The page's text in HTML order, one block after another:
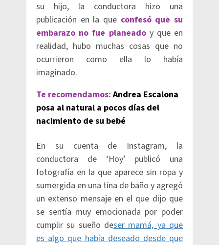
su hijo, la conductora hizo una
publicación en la que confesó que su
embarazo no fue planeadoy que en
realidad, hubo muchas cosas que no
ocurrieron como ella lo había
imaginado.
Te recomendamos: Andrea Escalona
posa al natural a pocos días del
nacimiento de su bebé
En su cuenta de Instagram, la
conductora de ‘Hoy’ publicó una
fotografía en la que aparece sin ropa y
sumergida en una tina de baño y agregó
un extenso mensaje en el que dijo que
se sentía muy emocionada por poder
cumplir su sueño deser mamá, ya que
es algo que había deseado desde que